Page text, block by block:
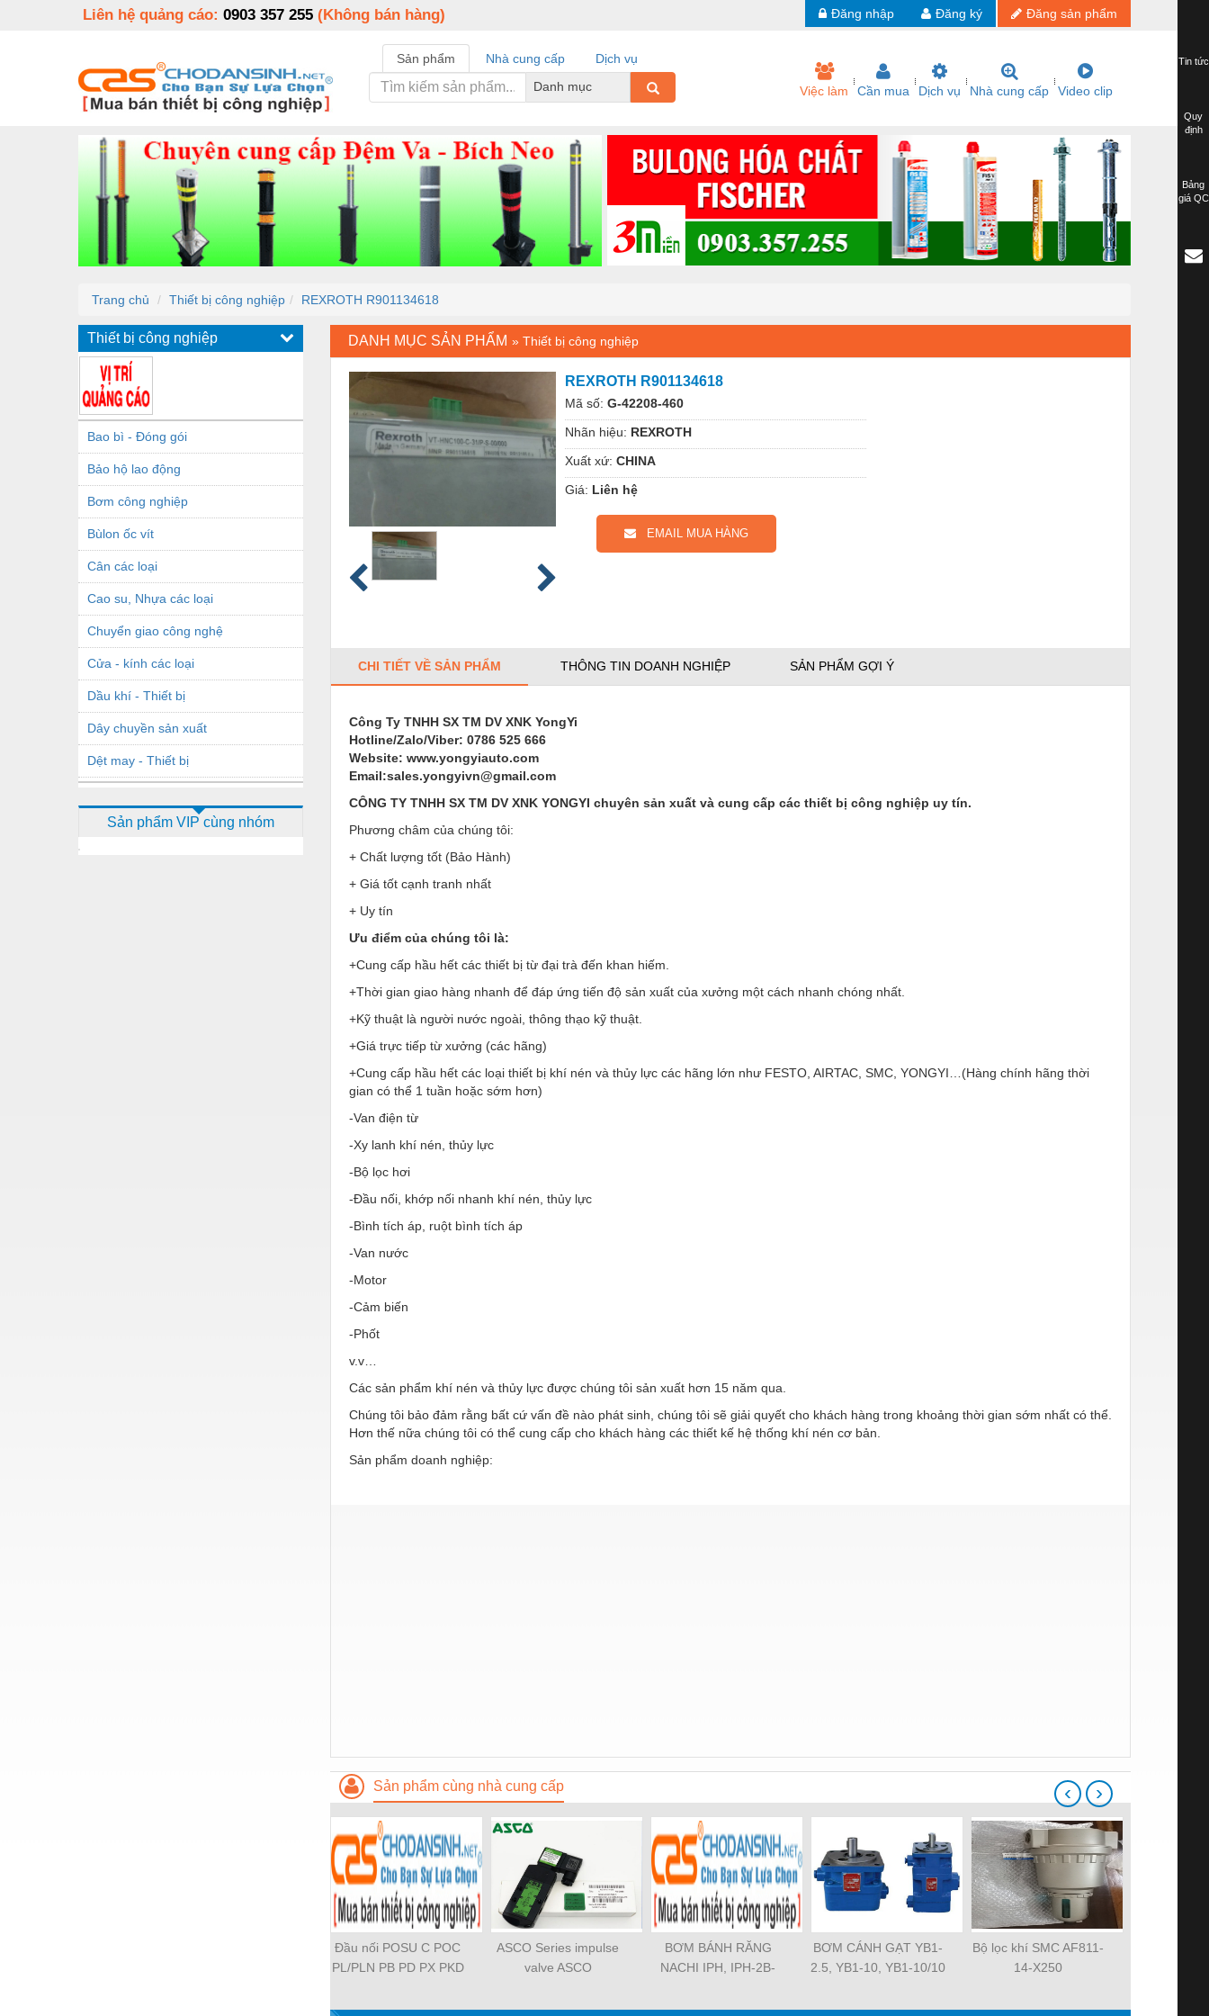
Liên hệ quảng cáo: 0903 357 255 (Không bán hàng) Đăng sản phẩm
Đăng ký
Đăng nhập
Sản phẩm Nhà cung cấp
Dịch vụ
Danh mục
Việc làm Cần mua Dịch vụ Nhà cung cấp Video clip
Trang chủ Thiết bị công nghiệp REXROTH R901134618
Thiết bị công nghiệp
Bao bì - Đóng gói
Bảo hộ lao động
Bơm công nghiệp
Bùlon ốc vít
Cân các loại
Cao su, Nhựa các loại
Chuyển giao công nghệ
Cửa - kính các loại
Dầu khí - Thiết bị
Dây chuyền sản xuất
Dệt may - Thiết bị
Dịch vụ - Thi công
Sản phẩm VIP cùng nhóm
DANH MỤC SẢN PHẨM » Thiết bị công nghiệp
REXROTH R901134618
Mã số: G-42208-460
Nhãn hiệu: REXROTH
Xuất xứ: CHINA
Giá: Liên hệ
EMAIL MUA HÀNG
CHI TIẾT VỀ SẢN PHẨM THÔNG TIN DOANH NGHIỆP SẢN PHẨM GỢI Ý
Công Ty TNHH SX TM DV XNK YongYi
Hotline/Zalo/Viber: 0786 525 666
Website: www.yongyiauto.com
Email:sales.yongyivn@gmail.com
CÔNG TY TNHH SX TM DV XNK YONGYI chuyên sản xuất và cung cấp các thiết bị công nghiệp uy tín.
Phương châm của chúng tôi:
+ Chất lượng tốt (Bảo Hành)
+ Giá tốt cạnh tranh nhất
+ Uy tín
Ưu điểm của chúng tôi là:
+Cung cấp hầu hết các thiết bị từ đại trà đến khan hiếm.
+Thời gian giao hàng nhanh để đáp ứng tiến độ sản xuất của xưởng một cách nhanh chóng nhất.
+Kỹ thuật là người nước ngoài, thông thạo kỹ thuật.
+Giá trực tiếp từ xưởng (các hãng)
+Cung cấp hầu hết các loại thiết bị khí nén và thủy lực các hãng lớn như FESTO, AIRTAC, SMC, YONGYI…(Hàng chính hãng thời
gian có thể 1 tuần hoặc sớm hơn)
-Van điện từ
-Xy lanh khí nén, thủy lực
-Bộ lọc hơi
-Đầu nối, khớp nối nhanh khí nén, thủy lực
-Bình tích áp, ruột bình tích áp
-Van nước
-Motor
-Cảm biến
-Phốt
v.v…
Các sản phẩm khí nén và thủy lực được chúng tôi sản xuất hơn 15 năm qua.
Chúng tôi bảo đảm rằng bất cứ vấn đề nào phát sinh, chúng tôi sẽ giải quyết cho khách hàng trong khoảng thời gian sớm nhất có thể.
Hơn thế nữa chúng tôi có thể cung cấp cho khách hàng các thiết kế hệ thống khí nén cơ bản.
Sản phẩm doanh nghiệp:
Sản phẩm cùng nhà cung cấp
Đầu nối POSU C POC
PL/PLN PB PD PX PKD
PLF PMF PTL SL SS
ASCO Series impulse
valve ASCO
SCG353A044 ASCO
BƠM BÁNH RĂNG
NACHI IPH, IPH-2B-
IPH-2A-5-11, IPH-5A-
BƠM CÁNH GẠT YB1-
2.5, YB1-10, YB1-10/10
100/16 YB1-40/40,
Bộ lọc khí SMC AF811-
14-X250
‹ ›
Tin tức
Quy
định
Bảng
giá QC